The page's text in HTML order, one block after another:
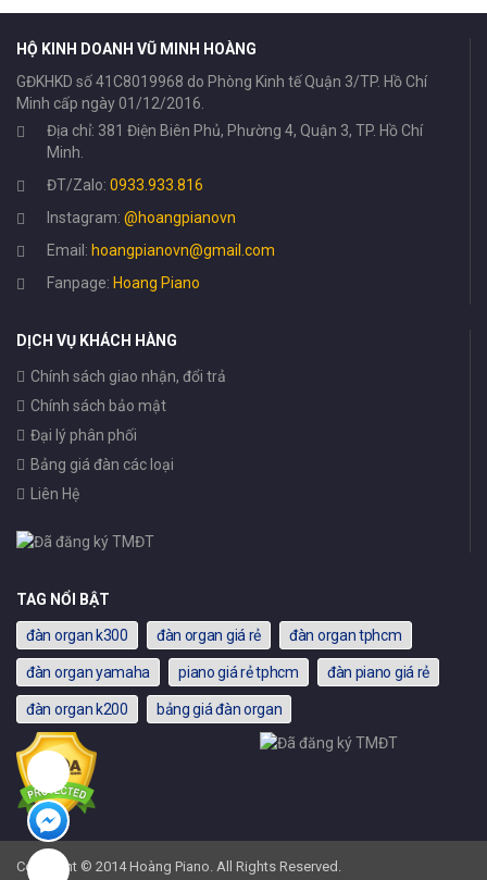
HỘ KINH DOANH VŨ MINH HOÀNG
GĐKHKD số 41C8019968 do Phòng Kinh tế Quận 3/TP. Hồ Chí
Minh cấp ngày 01/12/2016.
Địa chỉ: 381 Điện Biên Phủ, Phường 4, Quận 3, TP. Hồ Chí
Minh.
ĐT/Zalo: 0933.933.816
Instagram: @hoangpianovn
Email: hoangpianovn@gmail.com
Fanpage: Hoang Piano
DỊCH VỤ KHÁCH HÀNG
Chính sách giao nhận, đổi trả
Chính sách bảo mật
Đại lý phân phối
Bảng giá đàn các loại
Liên Hệ
TAG NỔI BẬT
đàn organ k300 đàn organ giá rẻ đàn organ tphcm
đàn organ yamaha piano giá rẻ tphcm đàn piano giá rẻ
đàn organ k200 bảng giá đàn organ
Copyright © 2014 Hoàng Piano. All Rights Reserved.